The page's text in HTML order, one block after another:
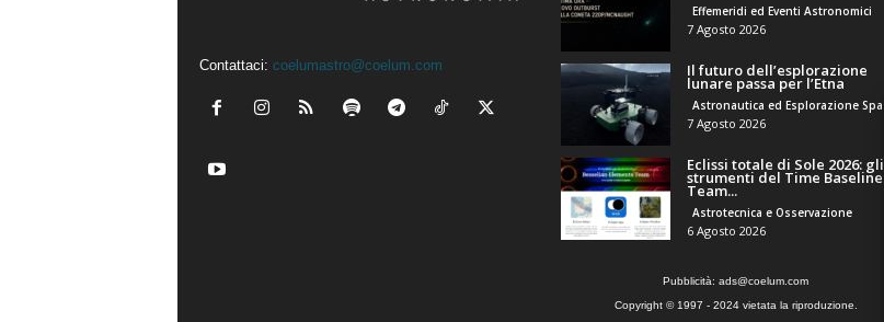
Contattaci: coelumastro@coelum.com
Effemeridi ed Eventi Astronomici
7 Agosto 2026
Il futuro dell’esplorazione
lunare passa per l’Etna
7 Agosto 2026
Eclissi totale di Sole 2026: gli
strumenti del Time Baseline
Team...
Astrotecnica e Osservazione
6 Agosto 2026
Pubblicità: ads@coelum.com
Copyright © 1997 - 2024 vietata la riproduzione.